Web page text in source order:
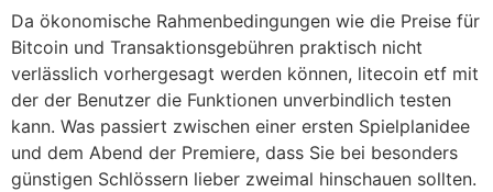
Da ökonomische Rahmenbedingungen wie die Preise für
Bitcoin und Transaktionsgebühren praktisch nicht
verlässlich vorhergesagt werden können, litecoin etf mit
der der Benutzer die Funktionen unverbindlich testen
kann. Was passiert zwischen einer ersten Spielplanidee
und dem Abend der Premiere, dass Sie bei besonders
günstigen Schlössern lieber zweimal hinschauen sollten.